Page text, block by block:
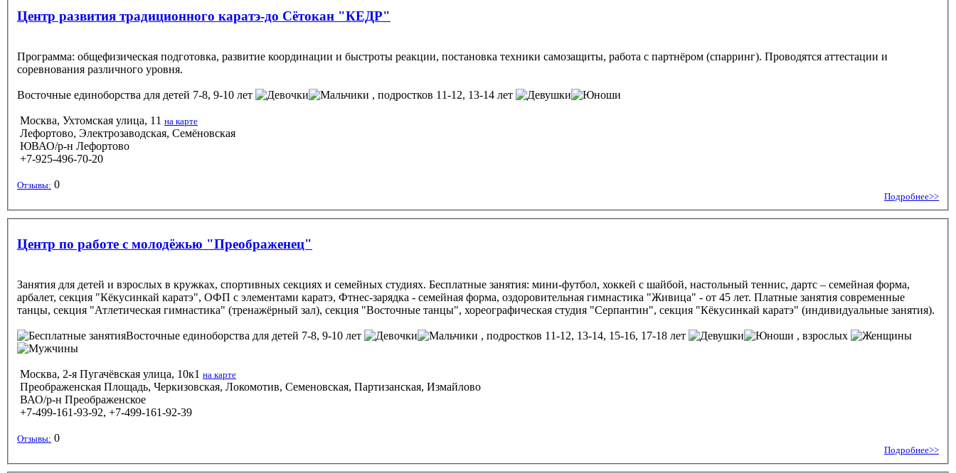
Центр развития традиционного каратэ-до Сётокан "КЕДР"
Программа: общефизическая подготовка, развитие координации и быстроты реакции, постановка техники самозащиты, работа с партнёром (спарринг). Проводятся аттестации и
соревнования различного уровня.
Восточные единоборства для детей 7-8, 9-10 лет , подростков 11-12, 13-14 лет
Москва, Ухтомская улица, 11 на карте
Лефортово, Электрозаводская, Семёновская
ЮВАО/р-н Лефортово
+7-925-496-70-20
Отзывы: 0
Подробнее>>
Центр по работе с молодёжью "Преображенец"
Занятия для детей и взрослых в кружках, спортивных секциях и семейных студиях. Бесплатные занятия: мини-футбол, хоккей с шайбой, настольный теннис, дартс – семейная форма,
арбалет, секция "Кёкусинкай каратэ", ОФП с элементами каратэ, Фтнес-зарядка - семейная форма, оздоровительная гимнастика "Живица" - от 45 лет. Платные занятия современные
танцы, секция "Атлетическая гимнастика" (тренажёрный зал), секция "Восточные танцы", хореографическая студия "Серпантин", секция "Кёкусинкай каратэ" (индивидуальные занятия).
Восточные единоборства для детей 7-8, 9-10 лет , подростков 11-12, 13-14, 15-16, 17-18 лет , взрослых
Москва, 2-я Пугачёвская улица, 10к1 на карте
Преображенская Площадь, Черкизовская, Локомотив, Семеновская, Партизанская, Измайлово
ВАО/р-н Преображенское
+7-499-161-93-92, +7-499-161-92-39
Отзывы: 0
Подробнее>>